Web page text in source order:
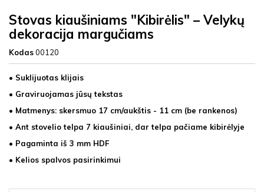
Stovas kiaušiniams "Kibirėlis" – Velykų
dekoracija margučiams
Kodas00120
• Suklijuotas klijais
• Graviruojamas jūsų tekstas
• Matmenys: skersmuo 17 cm/aukštis - 11 cm (be rankenos)
• Ant stovelio telpa 7 kiaušiniai, dar telpa pačiame kibirėlyje
• Pagaminta iš 3 mm HDF
• Kelios spalvos pasirinkimui